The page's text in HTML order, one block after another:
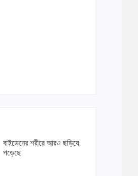
বাইডেনের শরীরে আরও ছড়িয়ে
পড়েছে